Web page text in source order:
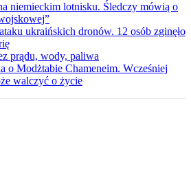
niemieckim lotnisku. Śledczy mówią o
ukraińskich dronów. 12 osób zginęło
prądu, wody, paliwa
o Modżtabie Chameneim. Wcześniej
walczyć o życie